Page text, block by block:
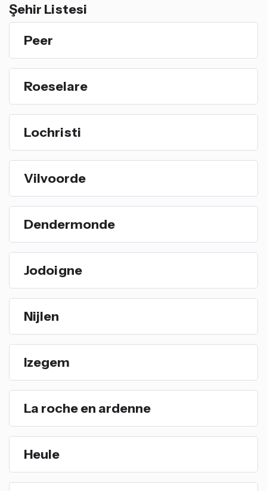
Şehir Listesi
Peer
Roeselare
Lochristi
Vilvoorde
Dendermonde
Jodoigne
Nijlen
Izegem
La roche en ardenne
Heule